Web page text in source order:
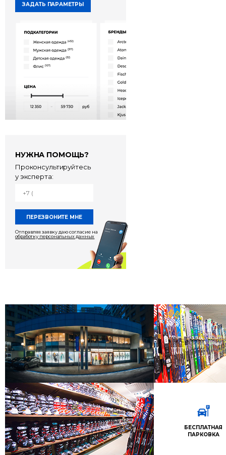
ЗАДАТЬ ПАРАМЕТРЫ
НУЖНА ПОМОЩЬ?
Проконсультируйтесь
у эксперта:
Отправляя заявку даю согласие на
обработку персональных данных
БЕСПЛАТНАЯ
ПАРКОВКА